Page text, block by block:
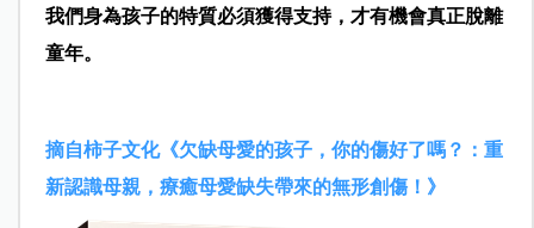
我們身為孩子的特質必須獲得支持，才有機會真正脫離
童年。
摘自柿子文化《欠缺母愛的孩子，你的傷好了嗎？：重
新認識母親，療癒母愛缺失帶來的無形創傷！》